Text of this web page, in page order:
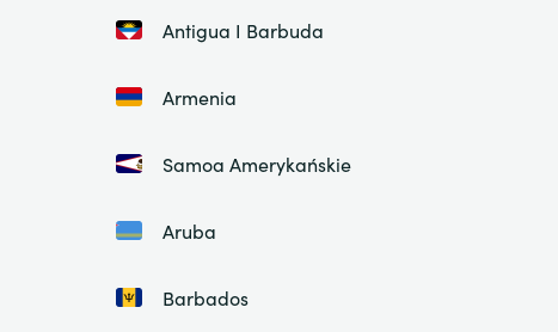
Antigua I Barbuda
Armenia
Samoa Amerykańskie
Aruba
Barbados